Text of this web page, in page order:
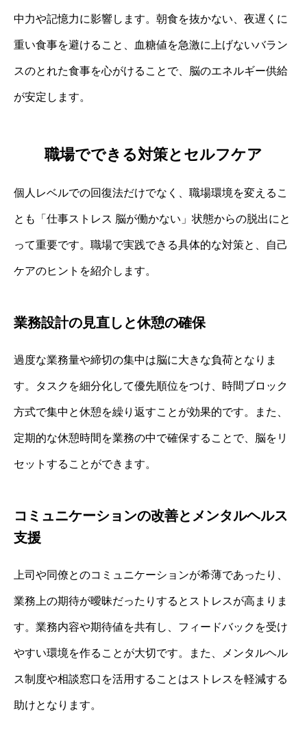
中力や記憶力に影響します。朝食を抜かない、夜遅くに
重い食事を避けること、血糖値を急激に上げないバラン
スのとれた食事を心がけることで、脳のエネルギー供給
が安定します。
職場でできる対策とセルフケア
個人レベルでの回復法だけでなく、職場環境を変えるこ
とも「仕事ストレス 脳が働かない」状態からの脱出にと
って重要です。職場で実践できる具体的な対策と、自己
ケアのヒントを紹介します。
業務設計の見直しと休憩の確保
過度な業務量や締切の集中は脳に大きな負荷となりま
す。タスクを細分化して優先順位をつけ、時間ブロック
方式で集中と休憩を繰り返すことが効果的です。また、
定期的な休憩時間を業務の中で確保することで、脳をリ
セットすることができます。
コミュニケーションの改善とメンタルヘルス
支援
上司や同僚とのコミュニケーションが希薄であったり、
業務上の期待が曖昧だったりするとストレスが高まりま
す。業務内容や期待値を共有し、フィードバックを受け
やすい環境を作ることが大切です。また、メンタルヘル
ス制度や相談窓口を活用することはストレスを軽減する
助けとなります。